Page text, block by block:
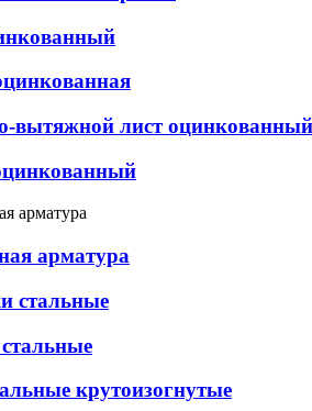
вытяжной лист
арматура
стальные
крутоизогнутые